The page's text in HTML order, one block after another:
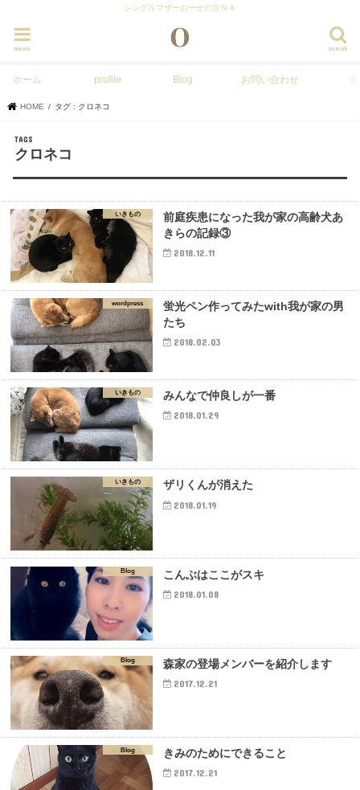
シングルマザーおーせのＤＮＡ
search
menu
ホーム profile Blog お問い合わせ
HOME タグ : クロネコ
クロネコ
いきもの
前庭疾患になった我が家の高齢犬あ
きらの記録③
2018.12.11
wordpress
蛍光ペン作ってみたwith我が家の男
たち
2018.02.03
いきもの みんなで仲良しが一番
2018.01.29
いきもの ザリくんが消えた
2018.01.19
Blog こんぶはここがスキ
2018.01.08
Blog 森家の登場メンバーを紹介します
2017.12.21
Blog きみのためにできること
2017.12.21